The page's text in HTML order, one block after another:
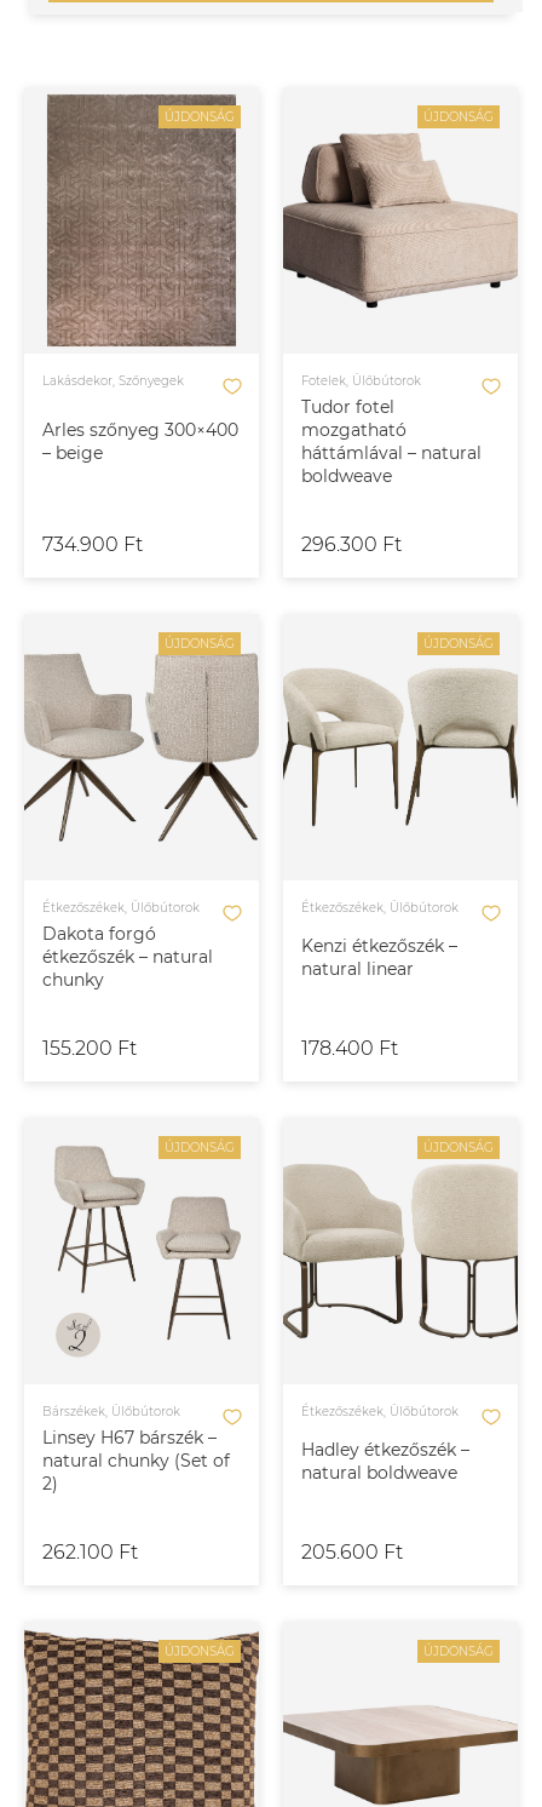
ÚJDONSÁG
Arles szőnyeg 300×400
– beige
Lakásdekor, Szőnyegek
734.900 Ft
ÚJDONSÁG
Tudor fotel
mozgatható
háttámlával – natural
boldweave
Fotelek, Ülőbútorok
296.300 Ft
ÚJDONSÁG
Dakota forgó
étkezőszék – natural
chunky
Étkezőszékek, Ülőbútorok
155.200 Ft
ÚJDONSÁG
Kenzi étkezőszék –
natural linear
Étkezőszékek, Ülőbútorok
178.400 Ft
ÚJDONSÁG
Linsey H67 bárszék –
natural chunky (Set of
2)
Bárszékek, Ülőbútorok
262.100 Ft
ÚJDONSÁG
Hadley étkezőszék –
natural boldweave
Étkezőszékek, Ülőbútorok
205.600 Ft
ÚJDONSÁG ÚJDONSÁG